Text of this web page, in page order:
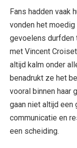
Fans hadden vaak
vonden het
gevoelens durfden
met Vincent
altijd kalm onder
benadrukt ze het
vooral binnen haar
gaan niet altijd een
communicatie en
een scheiding.